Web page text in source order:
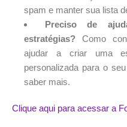
spam e manter sua lista
Preciso de
estratégias? Como
ajudar a criar uma
personalizada para o
saber mais.
Clique aqui para acessar a